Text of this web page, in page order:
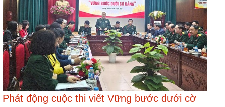
Phát động cuộc thi viết Vững bước dưới cờ